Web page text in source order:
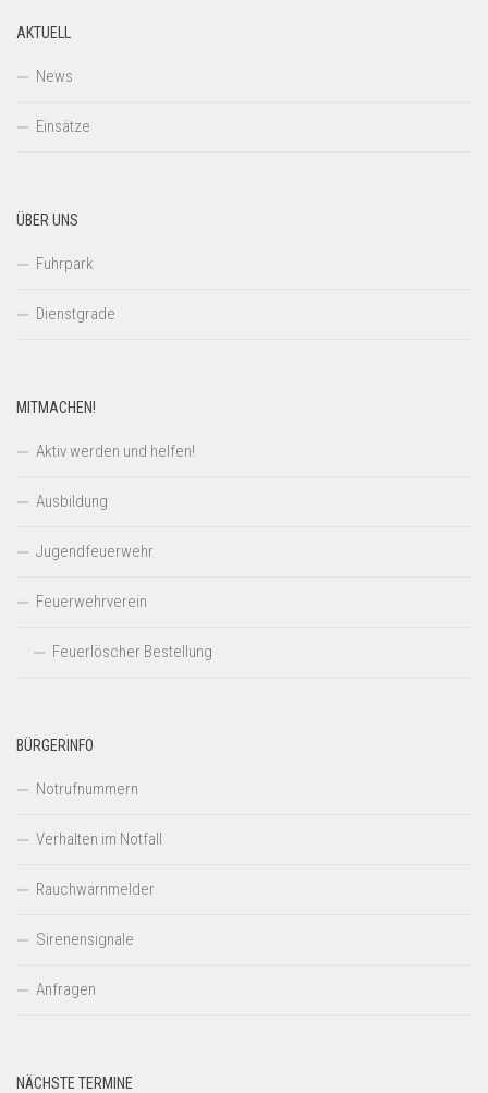
AKTUELL
News
Einsätze
ÜBER UNS
Fuhrpark
Dienstgrade
MITMACHEN!
Aktiv werden und helfen!
Ausbildung
Jugendfeuerwehr
Feuerwehrverein
Feuerlöscher Bestellung
BÜRGERINFO
Notrufnummern
Verhalten im Notfall
Rauchwarnmelder
Sirenensignale
Anfragen
NÄCHSTE TERMINE